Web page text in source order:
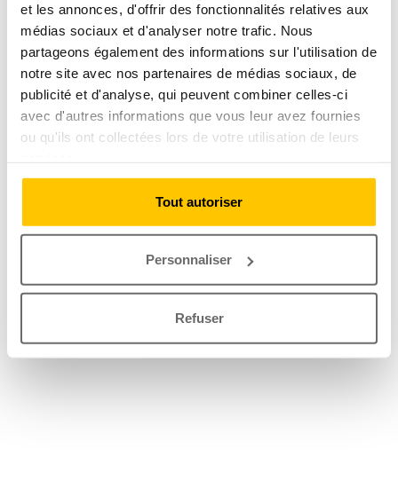
et les annonces, d'offrir des fonctionnalités relatives aux
médias sociaux et d'analyser notre trafic. Nous
partageons également des informations sur l'utilisation de
notre site avec nos partenaires de médias sociaux, de
publicité et d'analyse, qui peuvent combiner celles-ci
avec d'autres informations que vous leur avez fournies
ou qu'ils ont collectées lors de votre utilisation de leurs
Tout autoriser
Personnaliser
Refuser